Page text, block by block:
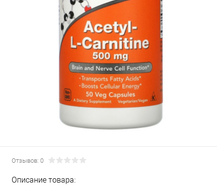
Отзывов: 0
Описание товара: